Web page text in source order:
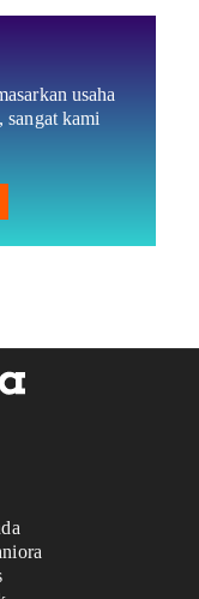
usaha
sangat kami